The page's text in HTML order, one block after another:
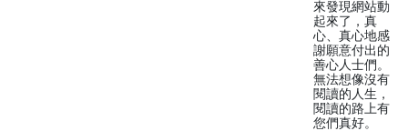
來發現網站動
起來了，真
心、真心地感
謝願意付出的
善心人士們。
無法想像沒有
閱讀的人生，
閱讀的路上有
您們真好。